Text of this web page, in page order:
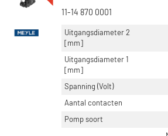
11-14 870 0001
Uitgangsdiameter 2
[mm]
Uitgangsdiameter 1
[mm]
Spanning (Volt)
Aantal contacten
Pomp soort